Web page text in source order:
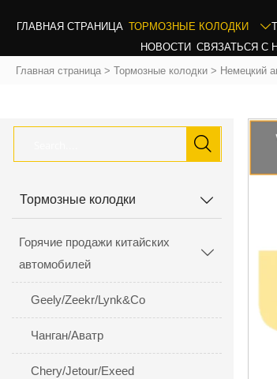
ГЛАВНАЯ СТРАНИЦА ТОРМОЗНЫЕ КОЛОДКИ 
НОВОСТИ СВЯЗАТЬСЯ С
Главная страница > Тормозные колодки > Немецкий

Тормозные колодки 
Горячие продажи китайских
автомобилей

Geely/Zeekr/Lynk&Co
Чанган/Аватр
Chery/Jetour/Exeed